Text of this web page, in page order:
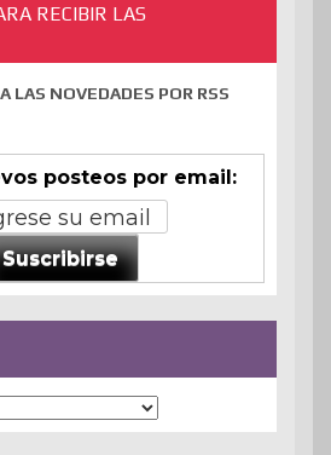
RECIBIR LAS
LAS NOVEDADES POR RSS
posteos por email:
Suscribirse